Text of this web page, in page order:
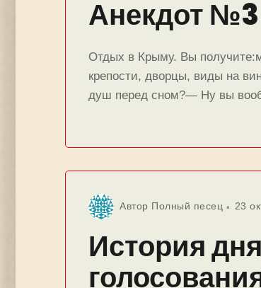
Анекдот №3
Отдых в Крыму. Вы
крепости, дворцы, виды на
душ перед сном?— Ну вы
Автор Полный песец 23
История